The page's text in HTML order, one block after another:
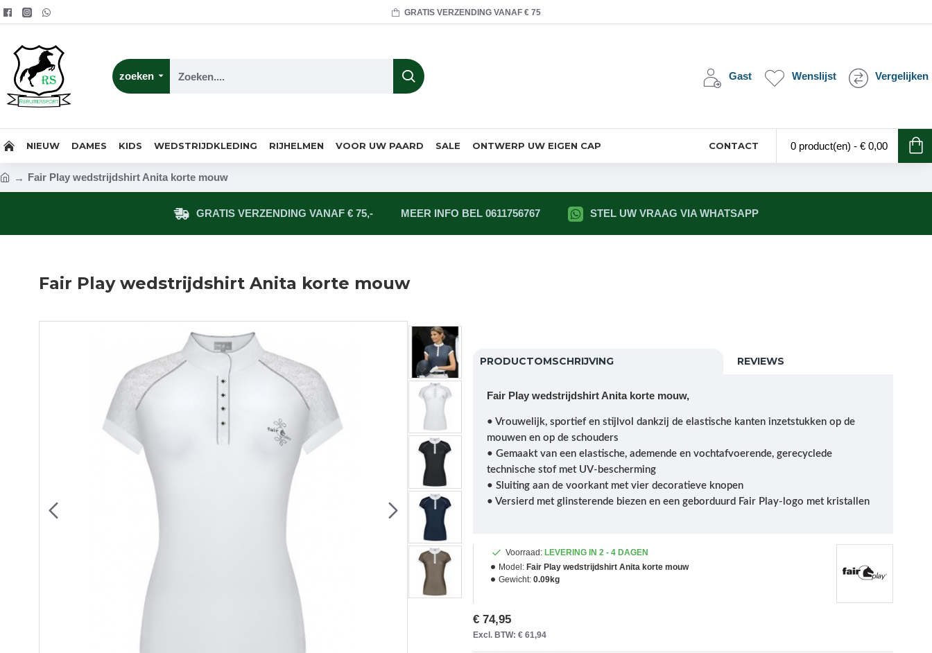
GRATIS VERZENDING VANAF € 75
zoeken Gast Wenslijst Vergelijken
NIEUW DAMES KIDS WEDSTRIJDKLEDING RIJHELMEN VOOR UW PAARD SALE ONTWERP UW EIGEN CAP CONTACT 0 product(en) - € 0,00
Fair Play wedstrijdshirt Anita korte mouw
GRATIS VERZENDING VANAF € 75,- MEER INFO BEL 0611756767 STEL UW VRAAG VIA WHATSAPP
Fair Play wedstrijdshirt Anita korte mouw
PRODUCTOMSCHRIJVING REVIEWS
Fair Play wedstrijdshirt Anita korte mouw,
• Vrouwelijk, sportief en stijlvol dankzij de elastische kanten inzetstukken op de
mouwen en op de schouders
• Gemaakt van een elastische, ademende en vochtafvoerende, gerecyclede
technische stof met UV-bescherming
• Sluiting aan de voorkant met vier decoratieve knopen
• Versierd met glinsterende biezen en een geborduurd Fair Play-logo met kristallen
Voorraad: LEVERING IN 2 - 4 DAGEN
Model: Fair Play wedstrijdshirt Anita korte mouw
Gewicht: 0.09kg
€ 74,95
Excl. BTW: € 61,94